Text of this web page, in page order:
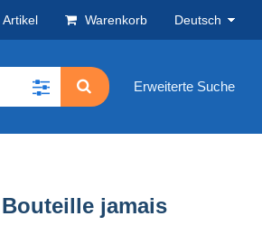
Artikel Warenkorb Deutsch
Erweiterte Suche
jamais